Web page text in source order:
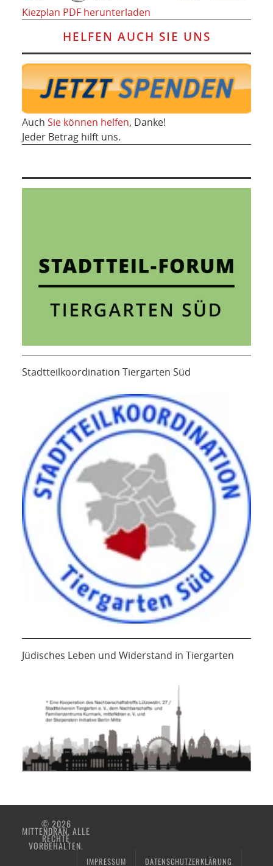
Kiezplan PDF herunterladen
HELFEN AUCH SIE UNS
Auch Sie können helfen, Danke!
Jeder Betrag hilft uns.
Stadtteilkoordination Tiergarten Süd
Jüdisches Leben und Widerstand in Tiergarten
© 2026
MITTENDRAN. ALLE
RECHTE
VORBEHALTEN.
IMPRESSUM DATENSCHUTZERKLÄRUNG